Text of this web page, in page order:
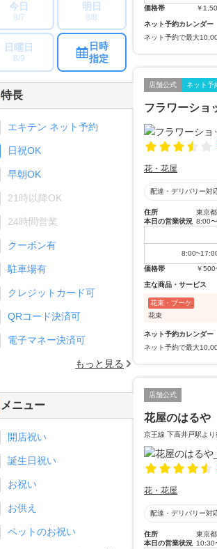
価格帯
￥
ネット予約カレンダー
ネット予約で最大
店舗公式 ネット予
フラワーショ
花・花屋
配達・デリバリー対
住所
東京
本日の営業状況 8:00
価格帯
￥
主な商品・サービス
花束・ブーケ
花束
ネット予約カレンダー
ネット予約で最大
店舗公式
花屋のはるや
京王線 下高井戸駅よ
花・花屋
配達・デリバリー対
住所
東京
本日の営業状況 10:30
今日
8/7
明日
8/8
日曜日
8/9
日時
指定
特長
エキテン ネット予約
日祝OK
早朝OK
21時以降OK
24時間営業
クーポン有
駐車場有
クレジットカード可
QRコード決済可
電子マネー決済可
もっと見る
メニュー
開店祝い
誕生日祝い
お祝い
お供え
ペットのお祝い